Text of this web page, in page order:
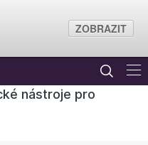
nástroje pro
ZOBRAZIT